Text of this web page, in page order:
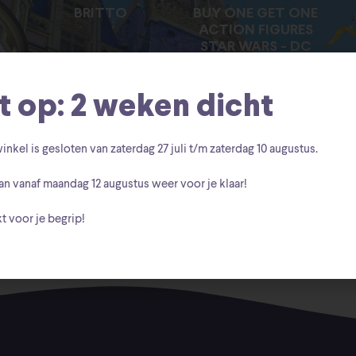
BRITTO
BUY ONE GET ONE
ACTION FIGURES
STAR WARS - DC
op: 2 weken dicht
is gesloten van zaterdag27 juli t/m zaterdag 10 augustus.
vanaf maandag 12 augustus weer voor je klaar!
voor je begrip!